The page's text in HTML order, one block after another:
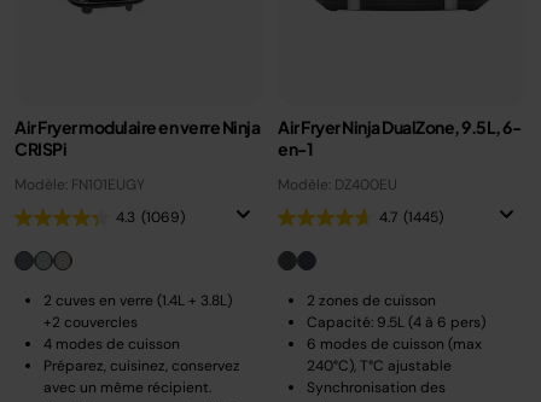
Air Fryer modulaire en verre Ninja
CRISPi
Modèle: FN101EUGY
4.3 (1069)
2 cuves en verre (1.4L + 3.8L)
+2 couvercles
4 modes de cuisson
Préparez, cuisinez, conservez
avec un même récipient.
Air Fryer Ninja DualZone, 9.5L, 6-
en-1
Modèle: DZ400EU
4.7 (1445)
2 zones de cuisson
Capacité: 9.5L (4 à 6 pers)
6 modes de cuisson (max
240°C), T°C ajustable
Synchronisation des